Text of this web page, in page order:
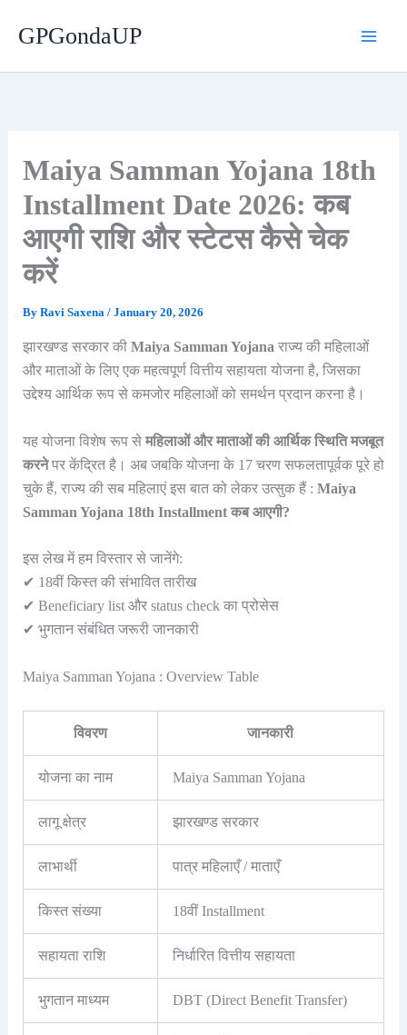
GPGondaUP
Maiya Samman Yojana 18th
Installment Date 2026: कब
आएगी राशि और स्टेटस कैसे चेक
करें
By Ravi Saxena / January 20, 2026
झारखण्ड सरकार की Maiya Samman Yojana राज्य की महिलाओं
और माताओं के लिए एक महत्वपूर्ण वित्तीय सहायता योजना है, जिसका
उद्देश्य आर्थिक रूप से कमजोर महिलाओं को समर्थन प्रदान करना है।
यह योजना विशेष रूप से महिलाओं और माताओं की आर्थिक स्थिति मजबूत
करनेपर केंद्रित है। अब जबकि योजना के 17 चरण सफलतापूर्वक पूरे हो
चुके हैं, राज्य की सब महिलाएं इस बात को लेकर उत्सुक हैं : Maiya
Samman Yojana 18th Installment कब आएगी?
इस लेख में हम विस्तार से जानेंगे:
✔ 18वीं किस्त की संभावित तारीख
✔ Beneficiary list और status check का प्रोसेस
✔ भुगतान संबंधित जरूरी जानकारी
Maiya Samman Yojana : Overview Table
विवरण जानकारी
योजना का नाम Maiya Samman Yojana
लागू क्षेत्र झारखण्ड सरकार
लाभार्थी पात्र महिलाएँ / माताएँ
किस्त संख्या 18वीं Installment
सहायता राशि निर्धारित वित्तीय सहायता
भुगतान माध्यम DBT (Direct Benefit Transfer)